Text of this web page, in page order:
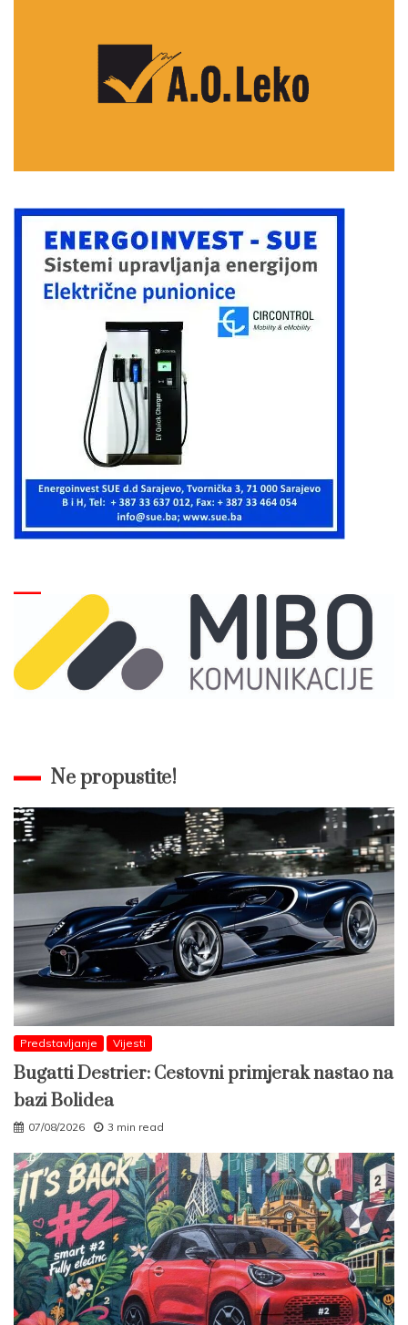
Ne propustite!
Predstavljanje Vijesti
Bugatti Destrier: Cestovni primjerak nastao na
bazi Bolidea
07/08/2026 3 min read